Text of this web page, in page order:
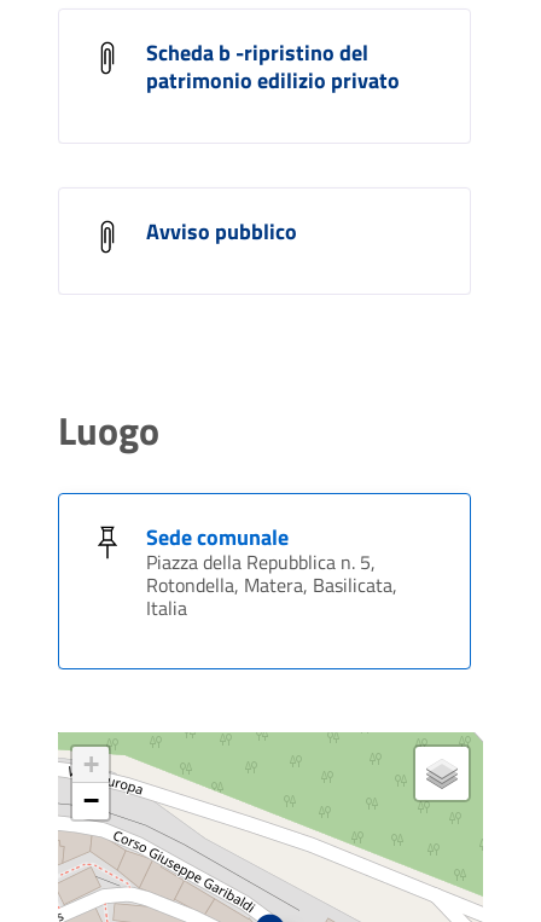
Scheda b -ripristino del
patrimonio edilizio privato
Avviso pubblico
Luogo
Sede comunale
Piazza della Repubblica n. 5,
Rotondella, Matera, Basilicata,
Italia
+
−